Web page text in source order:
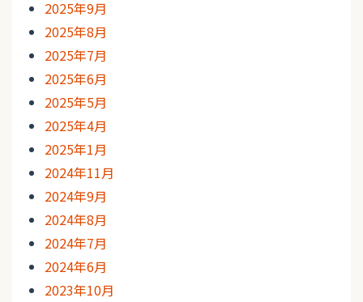
2025年9月
2025年8月
2025年7月
2025年6月
2025年5月
2025年4月
2025年1月
2024年11月
2024年9月
2024年8月
2024年7月
2024年6月
2023年10月